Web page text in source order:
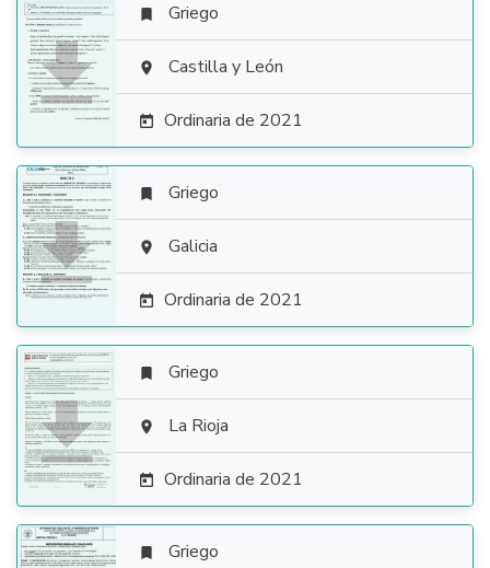

 Griego
 Castilla y León
 Ordinaria de 2021

 Griego
 Galicia
 Ordinaria de 2021

 Griego
 La Rioja
 Ordinaria de 2021
 Griego